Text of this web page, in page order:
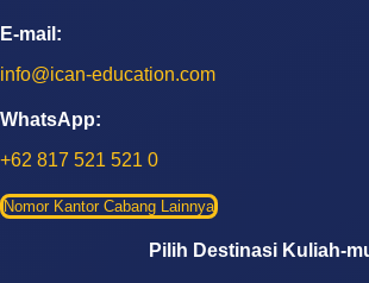
E-mail:
info@ican-education.com
WhatsApp:
+62 817 521 521 0
Nomor Kantor Cabang Lainnya
Pilih Destinasi Kuliah-